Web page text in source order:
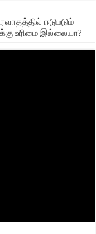
ஈடுபடும்
உரிமை இல்லையா?